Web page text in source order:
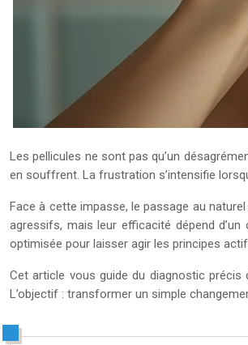
Les pellicules ne sont pas qu’un
en souffrent. La frustration s’intensifie
Face à cette impasse, le passage au
agressifs, mais leur efficacité dépend
optimisée pour laisser agir les principes
Cet article vous guide du diagnostic précis
L’objectif : transformer un simple